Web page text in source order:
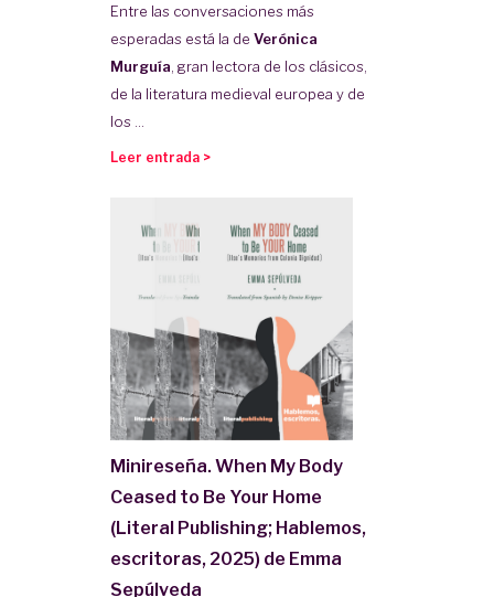
Entre las conversaciones más
esperadas está la de Verónica
Murguía , gran lectora de los clásicos,
de la literatura medieval europea y de
los ...
Leer entrada >
Minireseña. When My Body
Ceased to Be Your Home
(Literal Publishing; Hablemos,
escritoras, 2025) de Emma
Sepúlveda